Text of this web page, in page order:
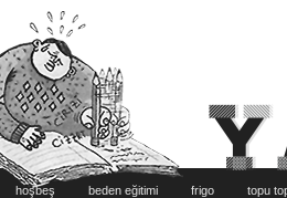
hoşbeş beden eğitimi frigo topu